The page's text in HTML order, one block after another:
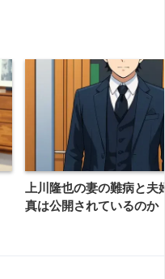
上川隆也の妻の難病と夫
真は公開されているのか